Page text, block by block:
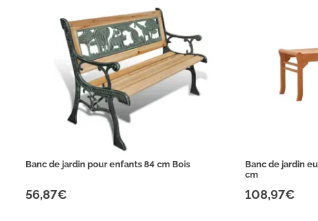
Banc de jardin pour enfants 84 cm Bois
56,87€
Banc de jardin
cm
108,97€